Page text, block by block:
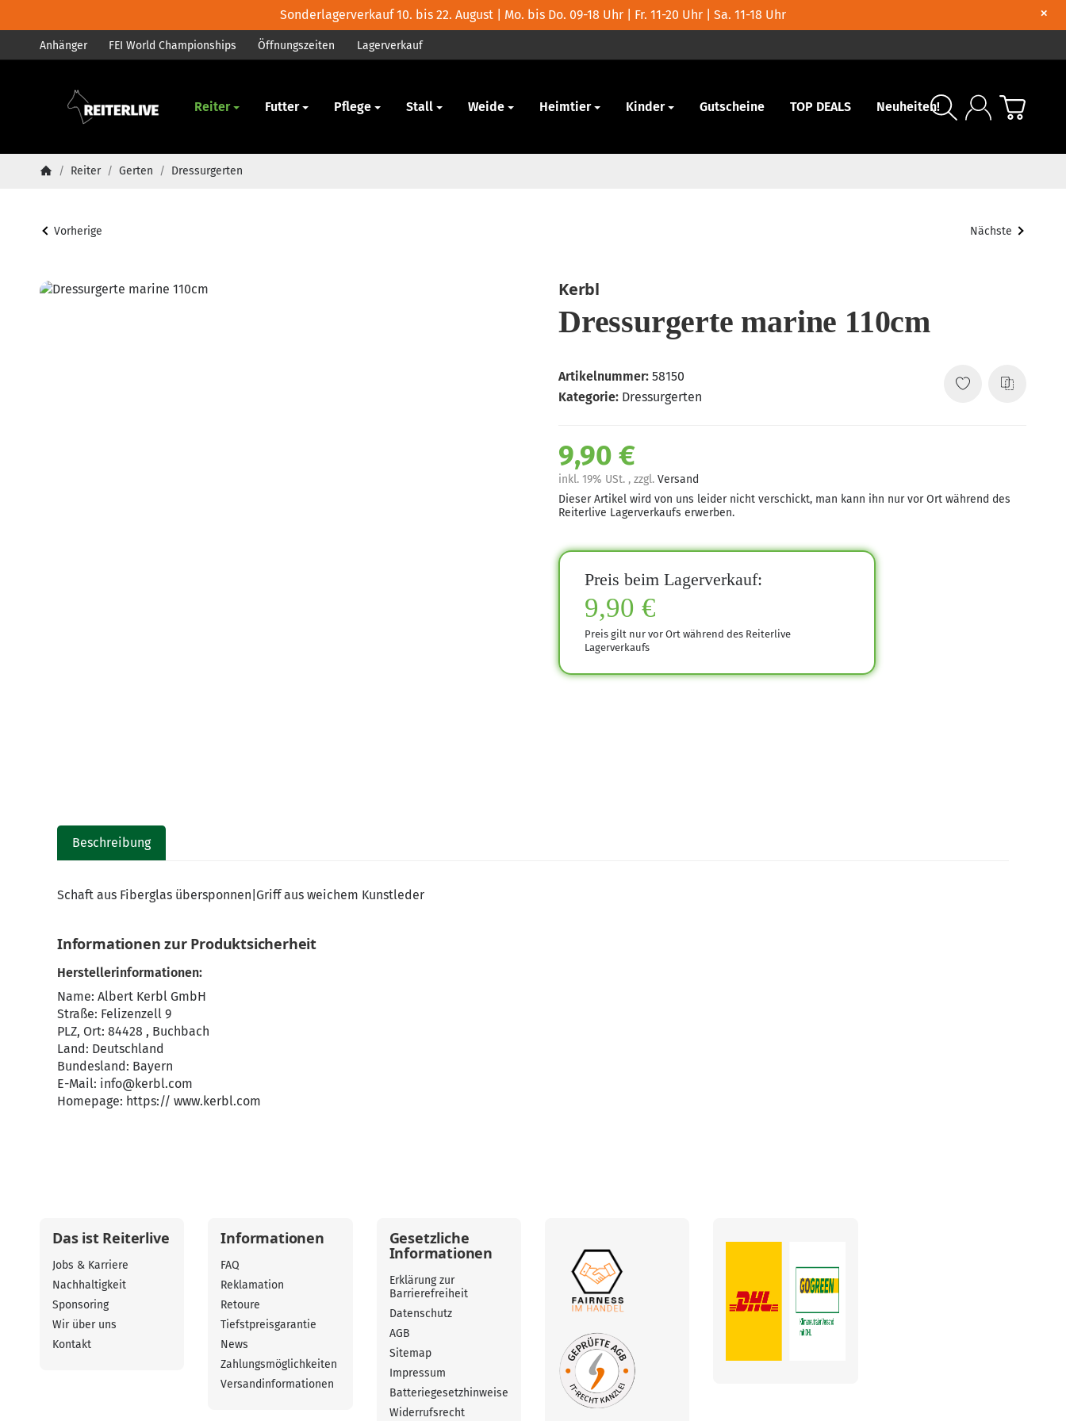
Sonderlagerverkauf 10. bis 22. August | Mo. bis Do. 09-18 Uhr | Fr. 11-20 Uhr | Sa. 11-18 Uhr ×
Anhänger FEI World Championships Öffnungszeiten Lagerverkauf
Pferd Reiter Futter Pflege Stall Weide Heimtier Kinder Gutscheine TOP DEALS Neuheiten!
/ Reiter / Gerten / Dressurgerten
Vorherige Nächste
Kerbl
Dressurgerte marine 110cm
Artikelnummer: 58150
Kategorie: Dressurgerten
9,90 €
inkl. 19% USt. , zzgl. Versand
Dieser Artikel wird von uns leider nicht verschickt, man kann ihn nur vor Ort während des
Reiterlive Lagerverkaufs erwerben.
Preis beim Lagerverkauf:
9,90 €
Preis gilt nur vor Ort während des Reiterlive
Lagerverkaufs
Beschreibung
Schaft aus Fiberglas übersponnen|Griff aus weichem Kunstleder
Informationen zur Produktsicherheit
Herstellerinformationen:
Name: Albert Kerbl GmbH
Straße: Felizenzell 9
PLZ, Ort: 84428 , Buchbach
Land: Deutschland
Bundesland: Bayern
E-Mail: info@kerbl.com
Homepage: https:// www.kerbl.com
Das ist Reiterlive
Jobs & Karriere
Nachhaltigkeit
Sponsoring
Wir über uns
Kontakt
Informationen
FAQ
Reklamation
Retoure
Tiefstpreisgarantie
News
Zahlungsmöglichkeiten
Versandinformationen
Gesetzliche
Informationen
Erklärung zur
Barrierefreiheit
Datenschutz
AGB
Sitemap
Impressum
Batteriegesetzhinweise
Widerrufsrecht